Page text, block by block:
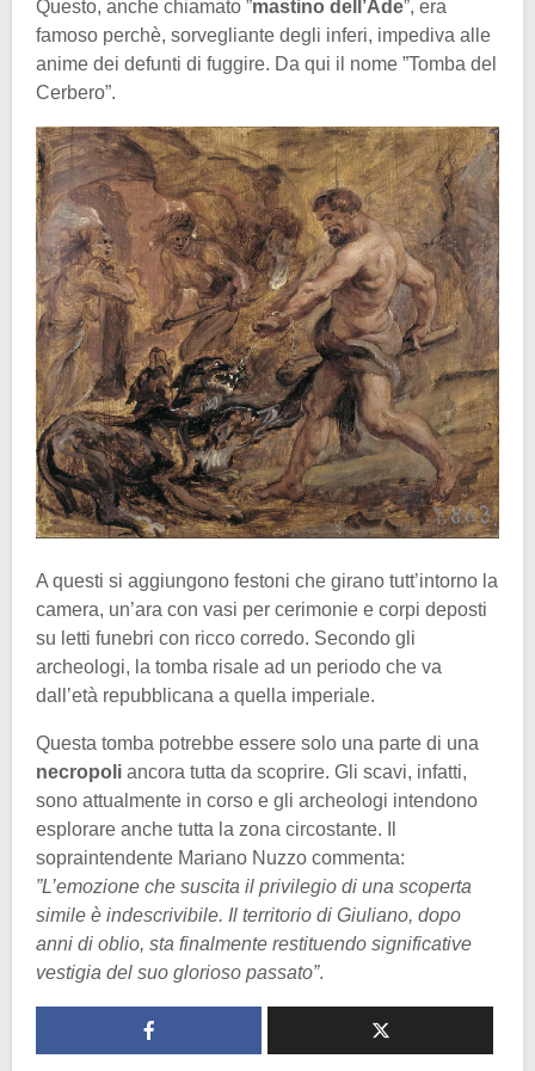
Questo, anche chiamato ”mastino dell’Ade”, era
famoso perchè, sorvegliante degli inferi, impediva alle
anime dei defunti di fuggire. Da qui il nome ”Tomba del
Cerbero”.
A questi si aggiungono festoni che girano tutt’intorno la
camera, un’ara con vasi per cerimonie e corpi deposti
su letti funebri con ricco corredo. Secondo gli
archeologi, la tomba risale ad un periodo che va
dall’età repubblicana a quella imperiale.
Questa tomba potrebbe essere solo una parte di una
necropoli ancora tutta da scoprire. Gli scavi, infatti,
sono attualmente in corso e gli archeologi intendono
esplorare anche tutta la zona circostante. Il
sopraintendente Mariano Nuzzo commenta:
”L’emozione che suscita il privilegio di una scoperta
simile è indescrivibile. Il territorio di Giuliano, dopo
anni di oblio, sta finalmente restituendo significative
vestigia del suo glorioso passato”.